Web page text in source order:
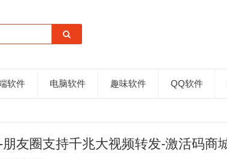
软件 电脑软件 趣味软件 QQ软件
友圈支持千兆大视频转发-激活码商